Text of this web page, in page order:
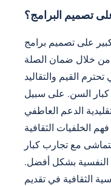
تصميم البرامج؟
كبير على تصميم برامج
من خلال ضمان الصلة
تحترم القيم والتقاليد
كبار السن. على سبيل
الدعم العاطفي
الخلفيات الثقافية
مع تجارب كبار
النفسية بشكل أفضل.
الثقافية في تقديم